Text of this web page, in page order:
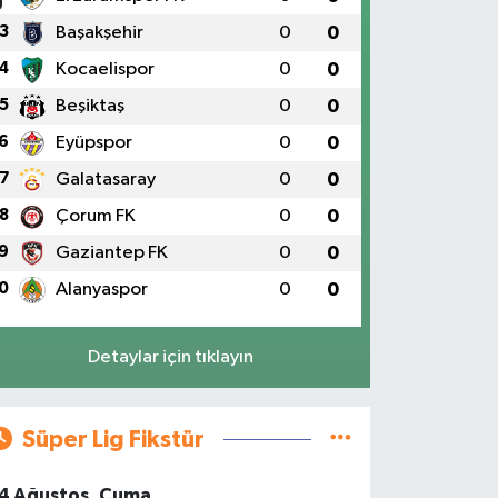
3 Başakşehir 0 0
Kocaelispor 0 0
5 Beşiktaş 0 0
Eyüpspor 0 0
7 Galatasaray 0 0
8 Çorum FK 0 0
Gaziantep FK 0 0
Alanyaspor 0 0
Detaylar için tıklayın
Süper Lig Fikstür